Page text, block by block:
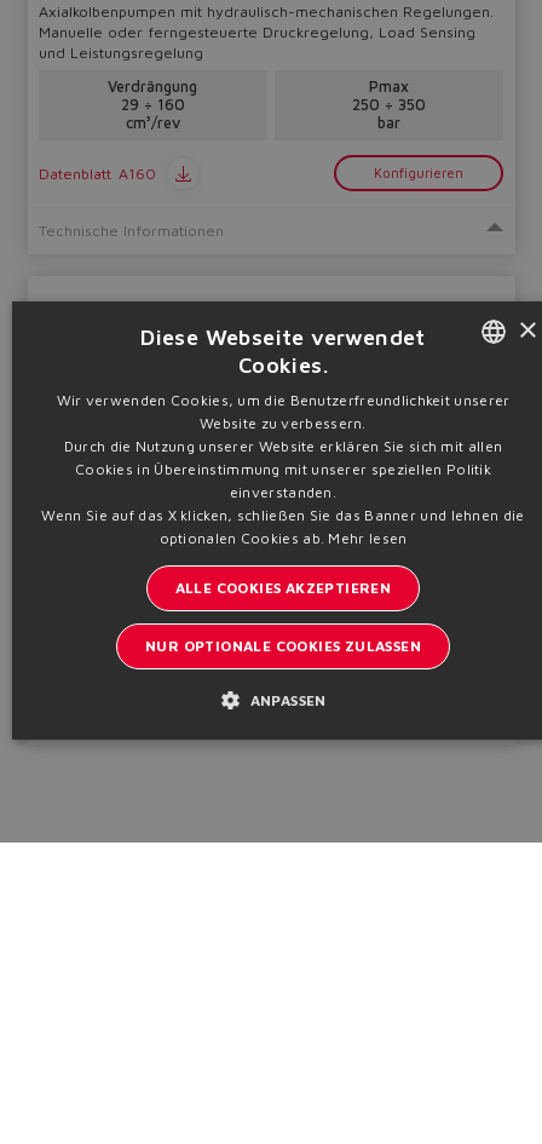
Axialkolbenpumpen mit hydraulisch-mechanischen Regelungen.
Manuelle oder ferngesteuerte Druckregelung, Load Sensing
und Leistungsregelung
Verdrängung
29 ÷ 160
cm³/rev
Pmax
250 ÷ 350
bar
Datenblatt A160 Konfigurieren
Technische Informationen
Variable Verstellung
Axialkolbenpumpen mit hochdynamischer Proportionaldruck-,
Durchfluss- oder p/Q-Regelung
Verdrängung
29 ÷ 160
cm³/rev
Pmax
250 ÷ 350
bar
AS170 Konfigurieren
GERMAN
SPANISH
×
Diese Webseite verwendet
Cookies.
Wir verwenden Cookies, um die Benutzerfreundlichkeit unserer
Website zu verbessern.
Durch die Nutzung unserer Website erklären Sie sich mit allen
Cookies in Übereinstimmung mit unserer speziellen Politik
einverstanden.
Wenn Sie auf das X klicken, schließen Sie das Banner und lehnen die
optionalen Cookies ab. Mehr lesen
ALLE COOKIES AKZEPTIEREN
NUR OPTIONALE COOKIES ZULASSEN
ANPASSEN